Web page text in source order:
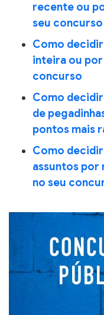
recente ou
seu concurso
Como
inteira ou
concurso
Como
de
pontos mais
Como
assuntos
no seu